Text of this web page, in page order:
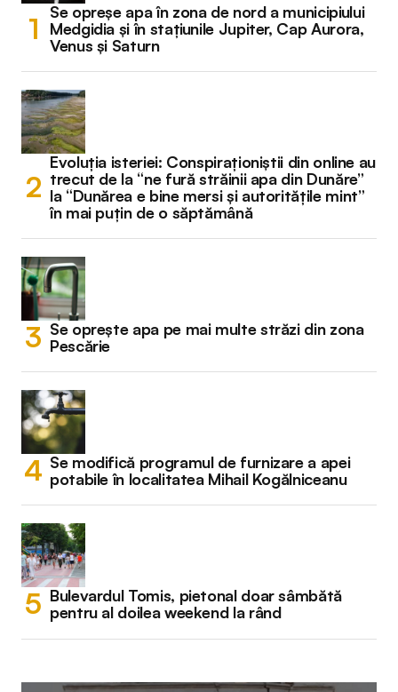
Se opreșe apa în zona de nord a municipiului
Medgidia și în stațiunile Jupiter, Cap Aurora,
Venus și Saturn
Evoluția isteriei: Conspiraționiștii din online au
trecut de la “ne fură străinii apa din Dunăre”
la “Dunărea e bine mersi și autoritățile mint”
în mai puțin de o săptămână
Se oprește apa pe mai multe străzi din zona
Pescărie
Se modifică programul de furnizare a apei
potabile în localitatea Mihail Kogălniceanu
Bulevardul Tomis, pietonal doar sâmbătă
pentru al doilea weekend la rând